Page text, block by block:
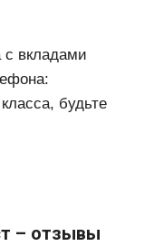
с вкладами
будьте
– отзывы